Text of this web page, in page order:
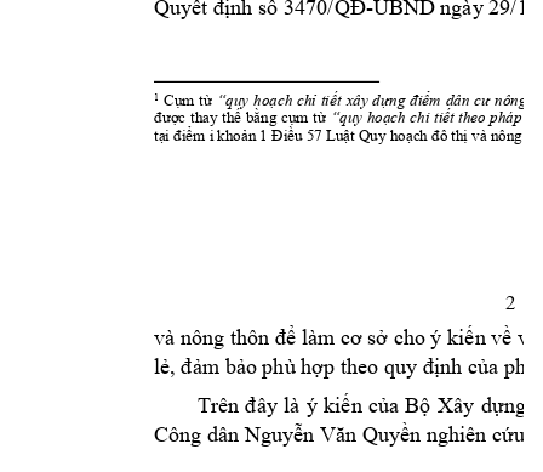
Quyết định số 3470/QĐ-UBND ngày 29/
1 Cụm từ “quy hoạch chỉ tiết xây dựng điểm dân cư nông
được thay thế bằng cụm từ “quy hoạch chi tiết theo pháp
tại điểm i khoản 1 Điều 57 Luật Quy hoạch đô thị và nông
2
và nông thôn để làm cơ sở cho ý kiến về
lẻ, đảm bảo phù hợp theo quy định của
Trên đây là ý kiến của Bộ Xây dựng,
Công dân Nguyễn Văn Quyền nghiên cứu,